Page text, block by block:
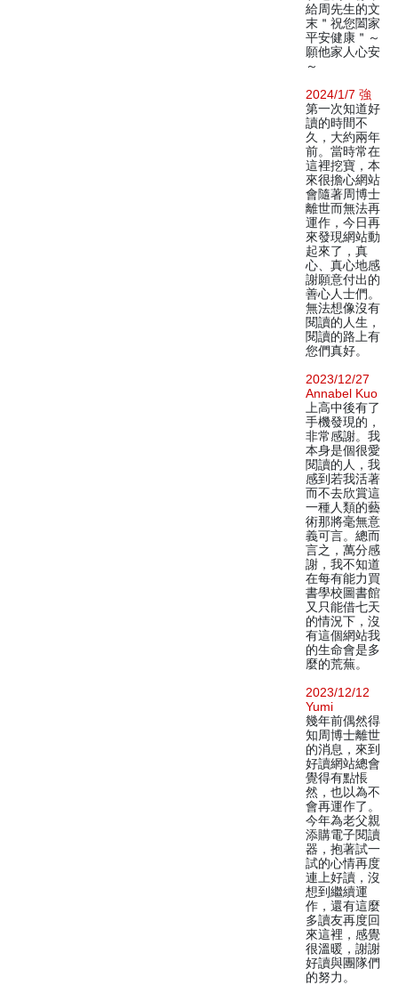
給周先生的文
末＂祝您闔家
平安健康＂～
願他家人心安
～
2024/1/7 強
第一次知道好
讀的時間不
久，大約兩年
前。當時常在
這裡挖寶，本
來很擔心網站
會隨著周博士
離世而無法再
運作，今日再
來發現網站動
起來了，真
心、真心地感
謝願意付出的
善心人士們。
無法想像沒有
閱讀的人生，
閱讀的路上有
您們真好。
2023/12/27
Annabel Kuo
上高中後有了
手機發現的，
非常感謝。我
本身是個很愛
閱讀的人，我
感到若我活著
而不去欣賞這
一種人類的藝
術那將毫無意
義可言。總而
言之，萬分感
謝，我不知道
在每有能力買
書學校圖書館
又只能借七天
的情況下，沒
有這個網站我
的生命會是多
麼的荒蕪。
2023/12/12
Yumi
幾年前偶然得
知周博士離世
的消息，來到
好讀網站總會
覺得有點悵
然，也以為不
會再運作了。
今年為老父親
添購電子閱讀
器，抱著試一
試的心情再度
連上好讀，沒
想到繼續運
作，還有這麼
多讀友再度回
來這裡，感覺
很溫暖，謝謝
好讀與團隊們
的努力。